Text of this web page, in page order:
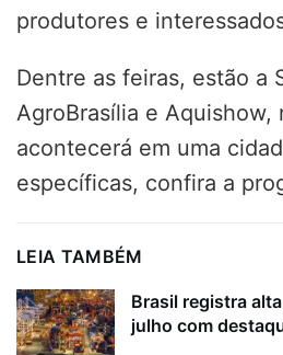
produtores e
Dentre as feiras, estão a
AgroBrasília e Aquishow,
acontecerá em uma
específicas, confira a
LEIA TAMBÉM
Brasil registra
julho com